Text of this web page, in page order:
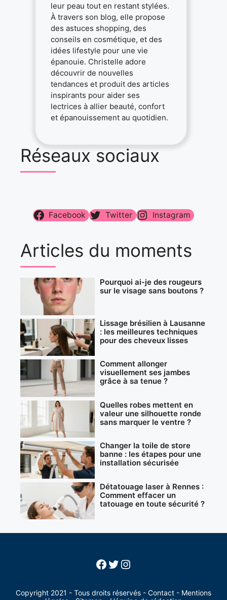
leur peau tout en restant stylées.
À travers son blog, elle propose
des astuces shopping, des
conseils en cosmétique, et des
idées lifestyle pour une vie
épanouie. Christelle adore
découvrir de nouvelles
tendances et produit des articles
inspirants pour aider ses
lectrices à allier beauté, confort
et épanouissement au quotidien.
Réseaux sociaux
Facebook Twitter Instagram
Articles du moments
Pourquoi ai-je des rougeurs
sur le visage sans boutons ?
Lissage brésilien à Lausanne
: les meilleures techniques
pour des cheveux lisses
Comment allonger
visuellement ses jambes
grâce à sa tenue ?
Quelles robes mettent en
valeur une silhouette ronde
sans marquer le ventre ?
Changer la toile de store
banne : les étapes pour une
installation sécurisée
Détatouage laser à Rennes :
Comment effacer un
tatouage en toute sécurité ?
Facebook
Twitter
Instagram
Copyright 2021 - Tous droits réservés - Contact - Mentions